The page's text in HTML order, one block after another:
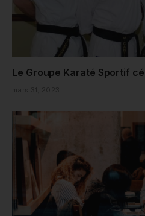
Le Groupe Karaté Sportif